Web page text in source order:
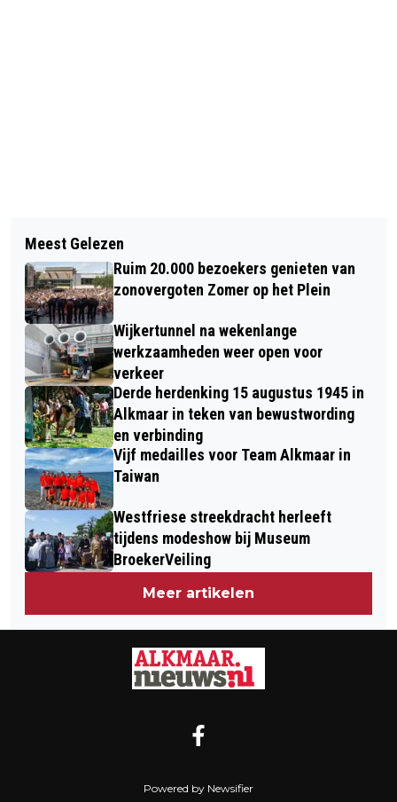
HISTORISCHE MODESHOW BIJ
MUSEUM BROEKERVEILING
MEERDERE GEWONDEN EN PERSOON
BEVRIJD UIT AUTO BIJ ONGEVAL
N245
Meest Gelezen
Ruim 20.000 bezoekers genieten van
zonovergoten Zomer op het Plein
Wijkertunnel na wekenlange
werkzaamheden weer open voor
verkeer
Derde herdenking 15 augustus 1945 in
Alkmaar in teken van bewustwording
en verbinding
Vijf medailles voor Team Alkmaar in
Taiwan
Westfriese streekdracht herleeft
tijdens modeshow bij Museum
BroekerVeiling
Meer artikelen
Powered by Newsifier